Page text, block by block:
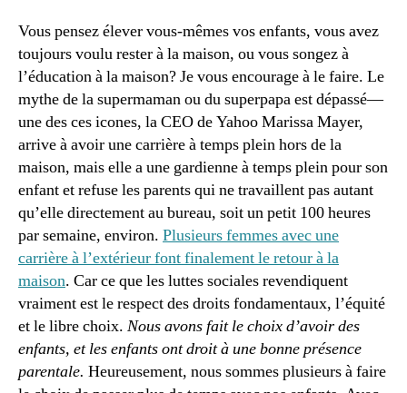
Vous pensez élever vous-mêmes vos enfants, vous avez
toujours voulu rester à la maison, ou vous songez à
l’éducation à la maison? Je vous encourage à le faire. Le
mythe de la supermaman ou du superpapa est dépassé—
une des ces icones, la CEO de Yahoo Marissa Mayer,
arrive à avoir une carrière à temps plein hors de la
maison, mais elle a une gardienne à temps plein pour son
enfant et refuse les parents qui ne travaillent pas autant
qu’elle directement au bureau, soit un petit 100 heures
par semaine, environ. Plusieurs femmes avec une
carrière à l’extérieur font finalement le retour à la
maison. Car ce que les luttes sociales revendiquent
vraiment est le respect des droits fondamentaux, l’équité
et le libre choix. Nous avons fait le choix d’avoir des
enfants, et les enfants ont droit à une bonne présence
parentale. Heureusement, nous sommes plusieurs à faire